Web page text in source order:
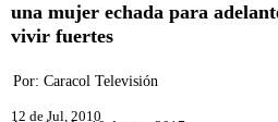
una mujer echada para
vivir fuertes
Por: Caracol Televisión
12 de Jul, 2010